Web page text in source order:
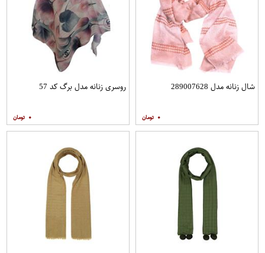
شال زنانه مدل 289007628
۰
روسری زنانه مدل برگ کد 57
۰